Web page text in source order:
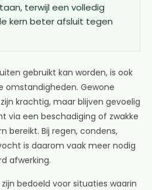
terwijl een volledig
kern beter afsluit tegen
gebruikt kan worden, is ook
Gewone
krachtig, maar blijven gevoelig
via een beschadiging of zwakke
bereikt. Bij regen, condens,
is daarom vaak meer nodig
afwerking.
bedoeld voor situaties waarin